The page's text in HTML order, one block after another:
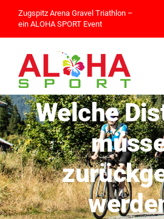
Zugspitz Arena Gravel Triathlon –
ein ALOHA SPORT Event
Home
Athleteninfos
Eventinfos
Welche